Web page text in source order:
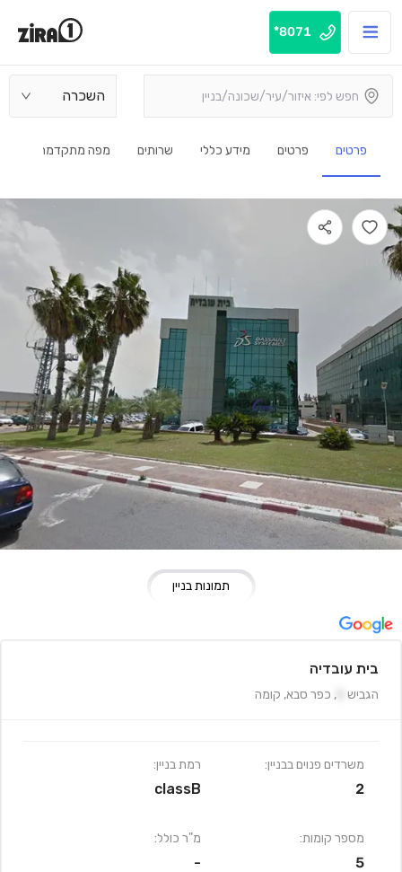
8071*
השכרה
פרטים פרטים מידע כללי שרותים מפה מתקדמת
תמונות בניין
בית עובדיה
הגביש , כפר סבא, קומה
משרדים פנוים בבניין:
2
מספר קומות:
5
רמת בניין:
classB
מ"ר כולל:
-